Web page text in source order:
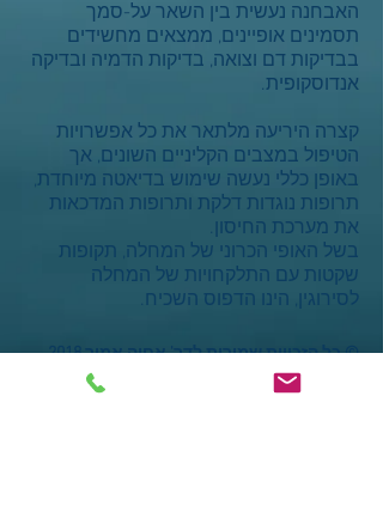
האבחנה נעשית בין השאר על-סמך
תסמינים אופיינים, ממצאים מחשידים
בבדיקות דם וצואה, בדיקות הדמיה ובדיקה
אנדוסקופית.
קצרה היריעה מלתאר את כל אפשרויות
הטיפול במצבים הקליניים השונים, אך
באופן כללי נעשה שימוש בדיאטה מיוחדת,
תרופות נוגדות דלקת ותרופות המדכאות
את מערכת החיסון.
בשל האופי הכרוני של המחלה, תקופות
שקטות עם התלקחויות של המחלה
לסירוגין, הינו הדפוס השכיח.
© כל הזכויות שמורות לדר' אחיה אמיר 2018